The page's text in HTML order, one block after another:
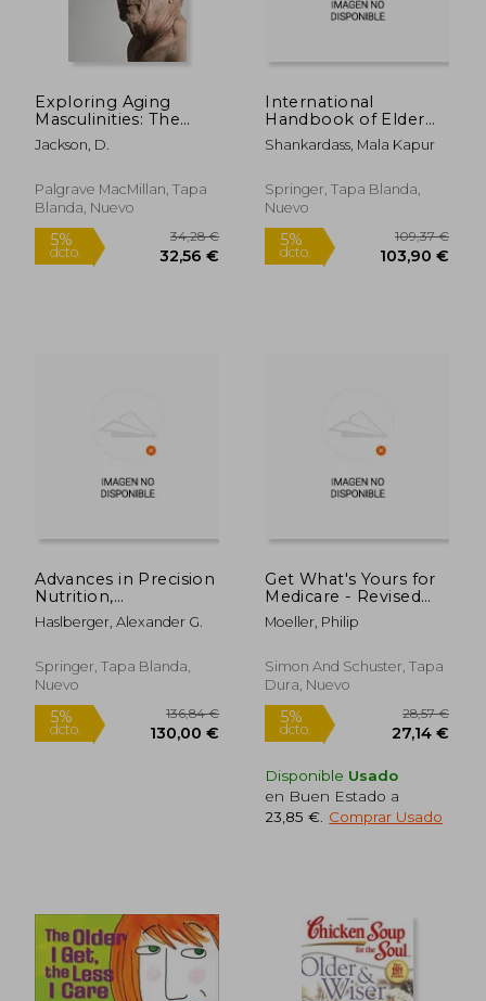
Exploring Aging
Masculinities: The
Body, Sexuality and
Social Lives (en
Jackson, D.
Palgrave MacMillan, Tapa
Blanda, Nuevo
International
Handbook of Elder
Abuse and
Mistreatment (en
Shankardass, Mala Kapur
Springer, Tapa Blanda,
Nuevo
5%
dcto.
Advances in Precision
Nutrition,
Personalization and
Healthy Aging (en
Haslberger, Alexander G.
Springer, Tapa Blanda,
Nuevo
Get What's Yours for
Medicare - Revised
and Updated:
Maximize Your
Your Costs (en Inglés)
Moeller, Philip
Simon And Schuster, Tapa
Dura, Nuevo
Disponible Usado
en Buen Estado a
23,85 € Comprar Usado